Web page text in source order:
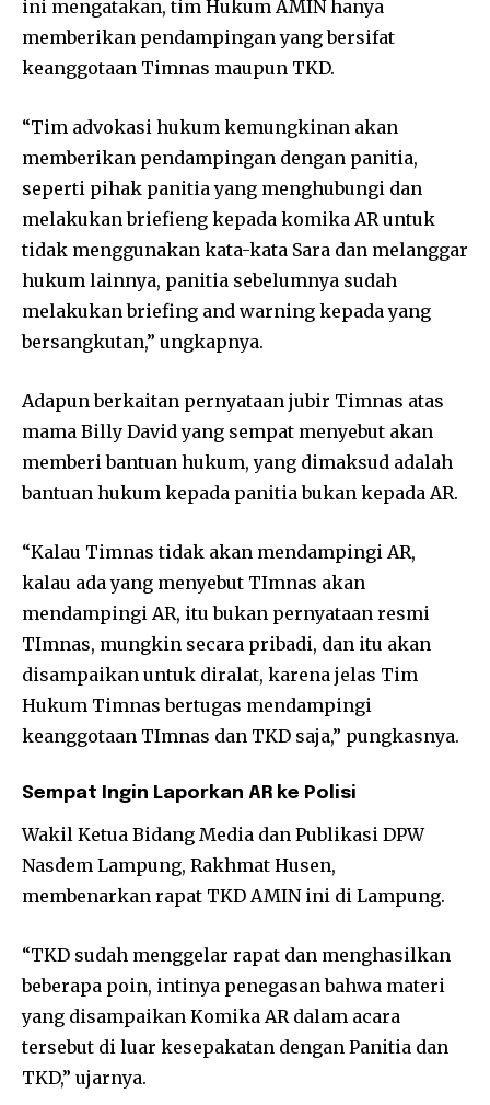
ini mengatakan, tim Hukum AMIN hanya
memberikan pendampingan yang bersifat
keanggotaan Timnas maupun TKD.
“Tim advokasi hukum kemungkinan akan
memberikan pendampingan dengan panitia,
seperti pihak panitia yang menghubungi dan
melakukan briefieng kepada komika AR untuk
tidak menggunakan kata-kata Sara dan melanggar
hukum lainnya, panitia sebelumnya sudah
melakukan briefing and warning kepada yang
bersangkutan,” ungkapnya.
Adapun berkaitan pernyataan jubir Timnas atas
mama Billy David yang sempat menyebut akan
memberi bantuan hukum, yang dimaksud adalah
bantuan hukum kepada panitia bukan kepada AR.
“Kalau Timnas tidak akan mendampingi AR,
kalau ada yang menyebut TImnas akan
mendampingi AR, itu bukan pernyataan resmi
TImnas, mungkin secara pribadi, dan itu akan
disampaikan untuk diralat, karena jelas Tim
Hukum Timnas bertugas mendampingi
keanggotaan TImnas dan TKD saja,” pungkasnya.
Sempat Ingin Laporkan AR ke Polisi
Wakil Ketua Bidang Media dan Publikasi DPW
Nasdem Lampung, Rakhmat Husen,
membenarkan rapat TKD AMIN ini di Lampung.
“TKD sudah menggelar rapat dan menghasilkan
beberapa poin, intinya penegasan bahwa materi
yang disampaikan Komika AR dalam acara
tersebut di luar kesepakatan dengan Panitia dan
TKD,” ujarnya.